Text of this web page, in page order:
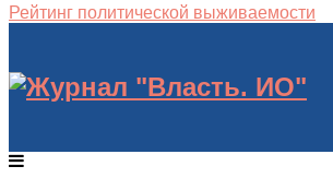
Рейтинг политической выживаемости